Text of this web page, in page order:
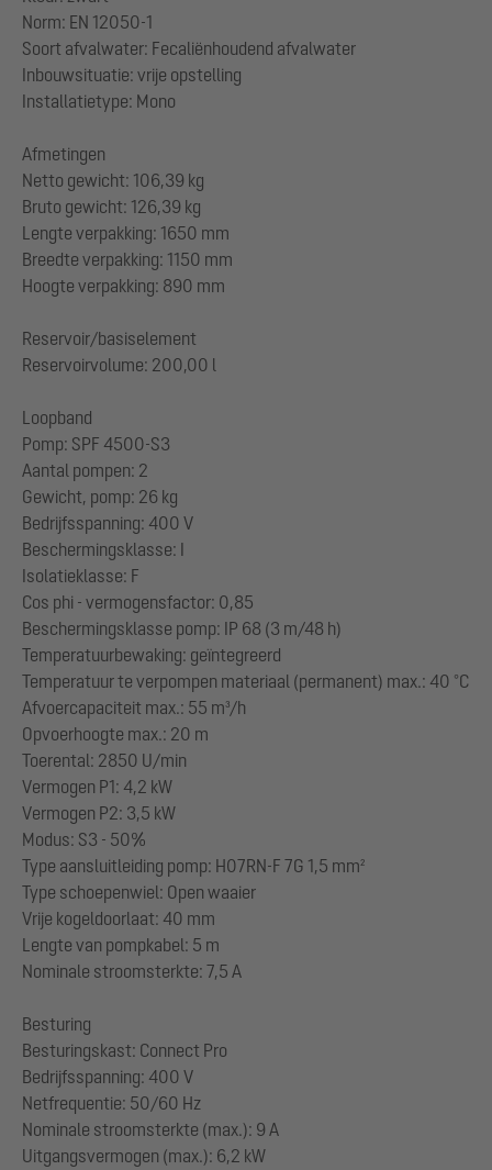
Norm: EN 12050-1
Soort afvalwater: Fecaliënhoudend afvalwater
Inbouwsituatie: vrije opstelling
Installatietype: Mono
Afmetingen
Netto gewicht: 106,39 kg
Bruto gewicht: 126,39 kg
Lengte verpakking: 1650 mm
Breedte verpakking: 1150 mm
Hoogte verpakking: 890 mm
Reservoir/basiselement
Reservoirvolume: 200,00 l
Loopband
Pomp: SPF 4500-S3
Aantal pompen: 2
Gewicht, pomp: 26 kg
Bedrijfsspanning: 400 V
Beschermingsklasse: I
Isolatieklasse: F
Cos phi - vermogensfactor: 0,85
Beschermingsklasse pomp: IP 68 (3 m/48 h)
Temperatuurbewaking: geïntegreerd
Temperatuur te verpompen materiaal (permanent) max.: 40 °C
Afvoercapaciteit max.: 55 m³/h
Opvoerhoogte max.: 20 m
Toerental: 2850 U/min
Vermogen P1: 4,2 kW
Vermogen P2: 3,5 kW
Modus: S3 - 50%
Type aansluitleiding pomp: H07RN-F 7G 1,5 mm²
Type schoepenwiel: Open waaier
Vrije kogeldoorlaat: 40 mm
Lengte van pompkabel: 5 m
Nominale stroomsterkte: 7,5 A
Besturing
Besturingskast: Connect Pro
Bedrijfsspanning: 400 V
Netfrequentie: 50/60 Hz
Nominale stroomsterkte (max.): 9 A
Uitgangsvermogen (max.): 6,2 kW